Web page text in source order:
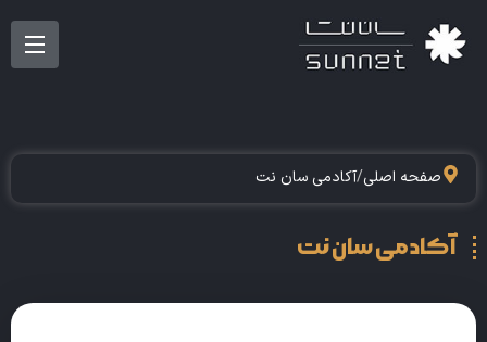
صفحه اصلی/آکادمی سان نت
آکادمی سان نت